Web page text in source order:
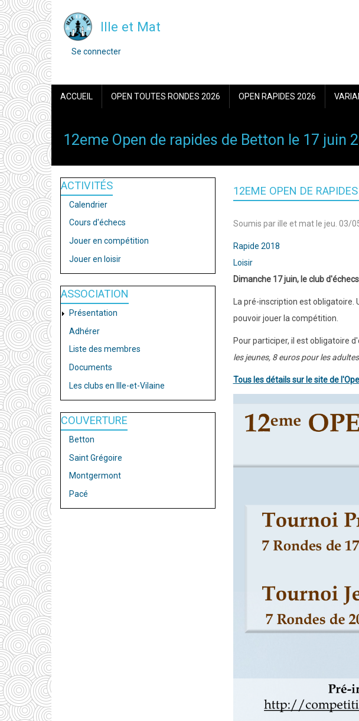
Aller
au
contenu
principal
Ille et Mat
MENU
DE
L'UTILISATEUR
Se connecter
NAVIGATION
PRINCIPALE
ACCUEIL OPEN TOUTES RONDES 2026 OPEN RAPIDES 2026
12eme Open de rapides de Betton le 17 juin
ACTIVITÉS
Calendrier
Cours d'échecs
Jouer en compétition
Jouer en loisir
ASSOCIATION
Présentation
Adhérer
Liste des membres
Documents
Les clubs en Ille-et-Vilaine
COUVERTURE
Betton
Saint Grégoire
Montgermont
Pacé
12EME OPEN DE
Soumis parille et matle jeu. 03/
Rapide 2018
Loisir
Dimanche 17 juin, le club
La pré-inscription est
pouvoir jouer la compétition.
Pour participer, il est obligatoire
les jeunes, 8 euros pour les adultes
Tous les détails sur le site de